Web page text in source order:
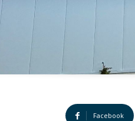
Facebook